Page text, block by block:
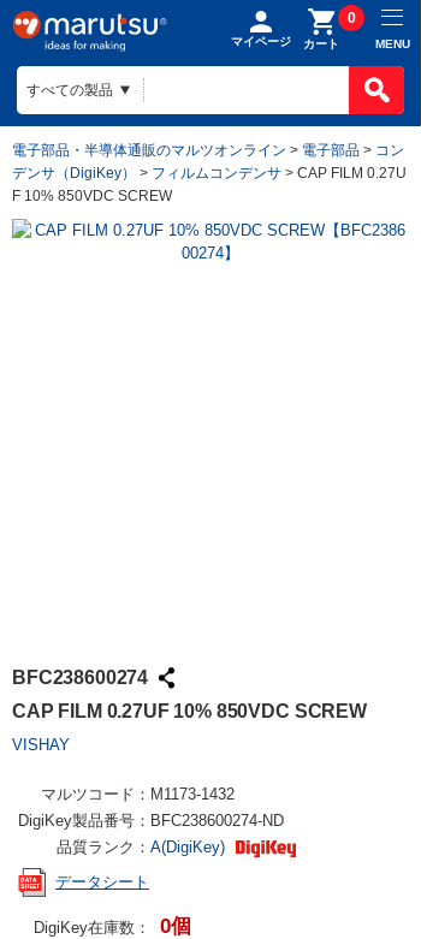
マイページ カート
0
MENU
電子部品・半導体通販のマルツオンライン > 電子部品 > コン
デンサ（DigiKey）
> フィルムコンデンサ > CAP FILM 0.27U
F 10% 850VDC SCREW
BFC238600274
CAP FILM 0.27UF 10% 850VDC SCREW
VISHAY
マルツコード： M1173-1432
DigiKey製品番号： BFC238600274-ND
品質ランク： A(DigiKey)
データシート
DigiKey在庫数： 0個